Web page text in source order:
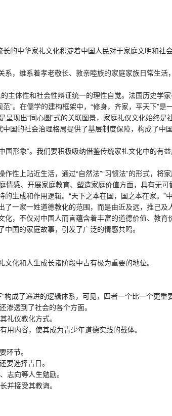
中华家礼文化积淀着中国人民对于家庭文明和社
维系着孝老敬长、敦亲睦族的家庭家族日常生活
体性和社会性辩证统一的理性自觉。法国历史学
。在儒学的建构框架中，“修身，齐家，平天下”是
呈现出“同心圆”式的关联图景，家庭礼仪文化始终
国的社会治理格局提供了基层制度保障，构成了中
形象”。我们要积极吸纳借鉴传统家礼文化中的有
上贴近生活，通过“自然法”“习惯法”的形式，将
情感、开展家庭教育、塑造家庭价值方面，具有无可
成和作用逻辑。“天下之本在国，国之本在家。”
一家一姓道德教化的范围，而是由近及远，推己及
不仅对中国人而言蕴含着丰富的道德价值、教育
国的家庭故事，引发了广泛的情感共鸣。
化和人生成长诸阶段中占有极为重要的地位。
成了递进的逻辑体系，可见，四者一个比一个更重要
透到了社会的各个方面。
仪教化方式。
内容，使其成为青少年道德实践的载体。
节。
选择吉日。
向等人生勉励。
接受其教诲。